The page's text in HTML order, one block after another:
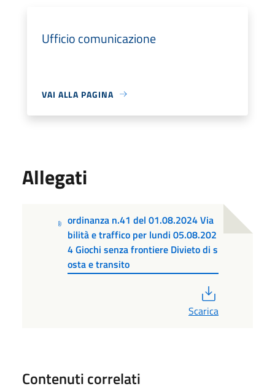
Ufficio comunicazione
VAI ALLA PAGINA
Allegati
ordinanza n.41 del 01.08.2024 Via
bilità e traffico per lundi 05.08.202
4 Giochi senza frontiere Divieto di s
osta e transito
Scarica
Contenuti correlati